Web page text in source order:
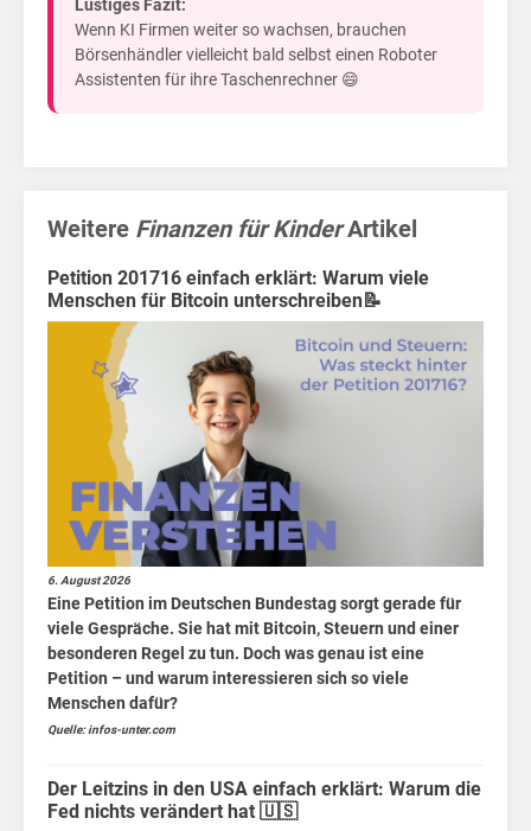
Politik
Wirtschaft
Sport
Berlin
Finanzen
alle
Lustiges Fazit:
Wenn KI Firmen weiter so wachsen, brauchen
Börsenhändler vielleicht bald selbst einen Roboter
Assistenten für ihre Taschenrechner 😄
Weitere Finanzen für KinderArtikel
Petition 201716 einfach erklärt: Warum viele
Menschen für Bitcoin unterschreiben📝
6. August 2026
Eine Petition im Deutschen Bundestag sorgt gerade für
viele Gespräche. Sie hat mit Bitcoin, Steuern und einer
besonderen Regel zu tun. Doch was genau ist eine
Petition – und warum interessieren sich so viele
Menschen dafür?
Quelle: infos-unter.com
Der Leitzins in den USA einfach erklärt: Warum die
Fed nichts verändert hat 🇺🇸